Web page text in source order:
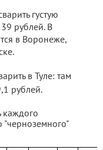
густую
рублей. В
в Воронеже,
в Туле: там
рублей.
каждого
"черноземного"